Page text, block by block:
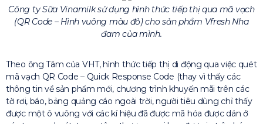
Công ty Sữa Vinamilk sử dụng hình thức tiếp thị qua mã vạch
(QR Code – Hình vuông màu đỏ) cho sản phẩm Vfresh Nha
đam của mình.
Theo ông Tâm của VHT, hình thức tiếp thị di động qua việc quét
mã vạch QR Code – Quick Response Code (thay vì thấy các
thông tin về sản phẩm mới, chương trình khuyến mãi trên các
tờ rơi, báo, bảng quảng cáo ngoài trời, người tiêu dùng chỉ thấy
được một ô vuông với các kí hiệu đã được mã hóa được dán ở